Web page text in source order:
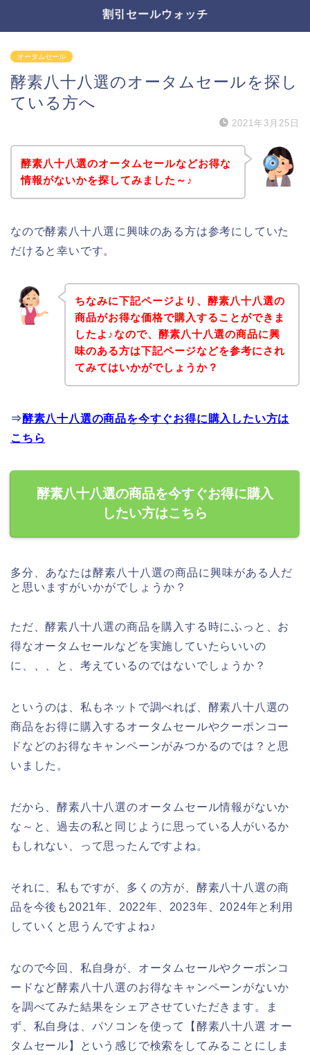
割引セールウォッチ
オータムセール
酵素八十八選のオータムセールを探し
ている方へ
2021年3月25日
酵素八十八選のオータムセールなどお得な
情報がないかを探してみました～♪
なので酵素八十八選に興味のある方は参考にしていた
だけると幸いです。
ちなみに下記ページより、酵素八十八選の
商品がお得な価格で購入することができま
したよ♪なので、酵素八十八選の商品に興
味のある方は下記ページなどを参考にされ
てみてはいかがでしょうか？
⇒酵素八十八選の商品を今すぐお得に購入したい方は
こちら
酵素八十八選の商品を今すぐお得に購入
したい方はこちら
多分、あなたは酵素八十八選の商品に興味がある人だ
と思いますがいかがでしょうか？
ただ、酵素八十八選の商品を購入する時にふっと、お
得なオータムセールなどを実施していたらいいの
に、、、と、考えているのではないでしょうか？
というのは、私もネットで調べれば、酵素八十八選の
商品をお得に購入するオータムセールやクーポンコー
ドなどのお得なキャンペーンがみつかるのでは？と思
いました。
だから、酵素八十八選のオータムセール情報がないか
な～と、過去の私と同じように思っている人がいるか
もしれない、って思ったんですよね。
それに、私もですが、多くの方が、酵素八十八選の商
品を今後も2021年、2022年、2023年、2024年と利用
していくと思うんですよね♪
なので今回、私自身が、オータムセールやクーポンコ
ードなど酵素八十八選のお得なキャンペーンがないか
を調べてみた結果をシェアさせていただきます。ま
ず、私自身は、パソコンを使って【酵素八十八選 オー
タムセール】という感じで検索をしてみることにしま